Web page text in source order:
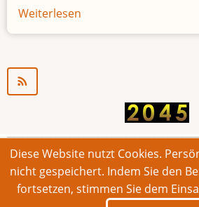
Weiterlesen
Jugendarbeitslosigkeit
© 2026 Bonner Aufruf. Alle
Footer
Impressum Kontakt Intern
Diese Website nutzt Cookies.
nicht gespeichert. Indem Sie den
fortsetzen, stimmen Sie dem